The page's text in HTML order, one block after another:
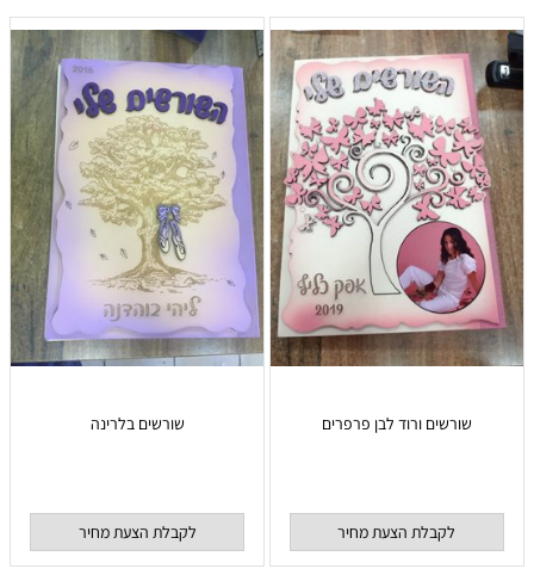
שורשים ורוד לבן פרפרים
לקבלת הצעת מחיר
שורשים בלרינה
לקבלת הצעת מחיר